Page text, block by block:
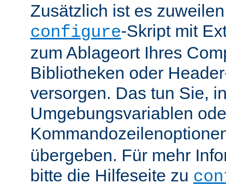
Zusätzlich ist es
configure-Skript mit
zum Ablageort Ihres
Bibliotheken oder
versorgen. Das tun Sie,
Umgebungsvariablen
übergeben. Für mehr
bitte die Hilfeseite zu